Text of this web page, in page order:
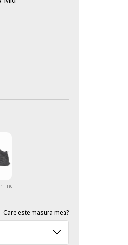
inchis
Care este masura mea?